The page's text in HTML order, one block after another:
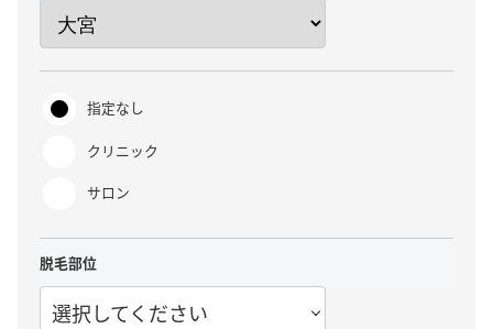
指定なし
クリニック
サロン
脱毛部位
選択してください